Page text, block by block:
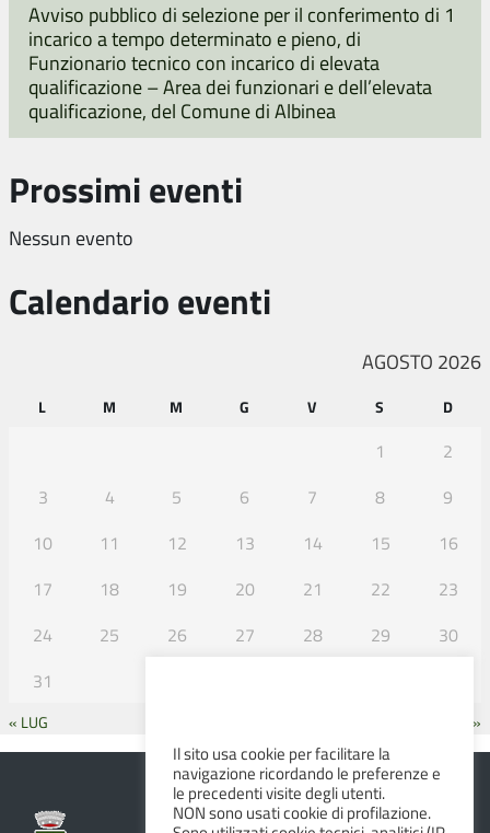
Avviso pubblico di selezione per il conferimento di 1
incarico a tempo determinato e pieno, di
Funzionario tecnico con incarico di elevata
qualificazione – Area dei funzionari e dell’elevata
qualificazione, del Comune di Albinea
Prossimi eventi
Nessun evento
Calendario eventi
AGOSTO 2026
L M M G V S D
1
2
3
4 5 6 7 8
9
10
11 12 13 14 15
16
17
18 19 20 21 22
23
24
25 26 27 28 29
30
31
« LUG
SET »
Il sito usa cookie per facilitare la
navigazione ricordando le preferenze e
le precedenti visite degli utenti.
NON sono usati cookie di profilazione.